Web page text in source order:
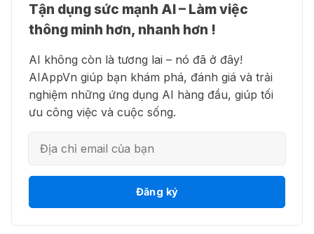
🍎 Claude for Teachers – chương
15 Thg 07 2026
🎁 Hướng dẫn nhận ChatGPT
Business miễn phí tháng
♾️ Hướng dẫn reset Supergrok
👗 Higgsfield AI – Biến ý tưởng
thành phim chất lượng cao
💻 Blackbox AI - Trợ lý lập trình
thông minh
trình công việc
Tận dụng sức mạnh AI – Làm việc
thông minh hơn, nhanh hơn !
AI không còn là tương lai – nó đã ở đây!
AIAppVn giúp bạn khám phá, đánh giá và trải
nghiệm những ứng dụng AI hàng đầu, giúp tối
ưu công việc và cuộc sống.
Đăng ký